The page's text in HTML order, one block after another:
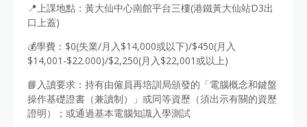
📍上課地點：黃大仙中心南館平台三樓(港鐵黃大仙站D3出
口上蓋)
💰學費：$0(失業/月入$14,000或以下)/$450(月入
$14,001-$22.000)/$2,250(月入$22,001或以上)
📘入讀要求：持有由僱員再培訓局頒發的「電腦概念和鍵盤
操作基礎證書（兼讀制）」或同等資歷（須出示有關的資歷
證明）；或通過基本電腦知識入學測試